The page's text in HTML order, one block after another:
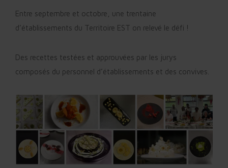
Entre septembre et octobre, une trentaine
d’établissements du Territoire EST on relevé le défi !
Des recettes testées et approuvées par les jurys
composés du personnel d’établissements et des convives.